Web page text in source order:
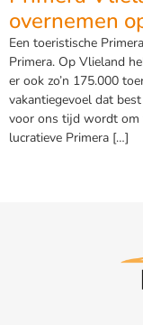
overnemen
Een toeristische
Primera. Op Vlieland
er ook zo’n 175.000
vakantiegevoel dat
voor ons tijd wordt om
lucratieve Primera […]